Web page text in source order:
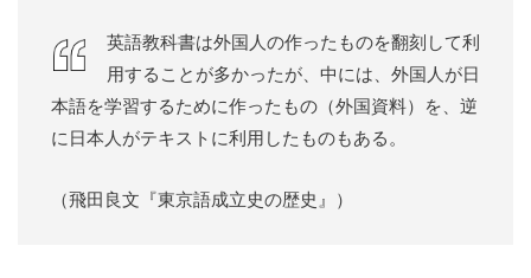
英語教科書は外国人の作ったものを翻刻して利
用することが多かったが、中には、外国人が日
本語を学習するために作ったもの（外国資料）を、逆
に日本人がテキストに利用したものもある。
（飛田良文『東京語成立史の歴史』）